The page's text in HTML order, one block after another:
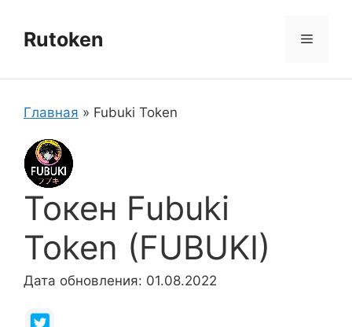
содержимому
Rutoken Меню
Главная » Fubuki Token
Токен Fubuki
Token (FUBUKI)
Дата обновления: 01.08.2022